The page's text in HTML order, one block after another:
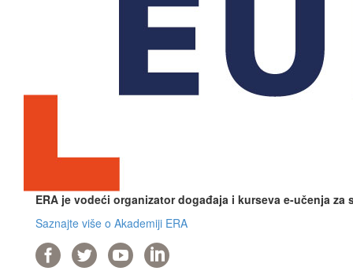
ERA je vodeći organizator događaja i kurseva e-učenja
Saznajte više o Akademiji ERA